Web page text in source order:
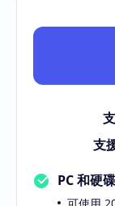
支
PC 和硬